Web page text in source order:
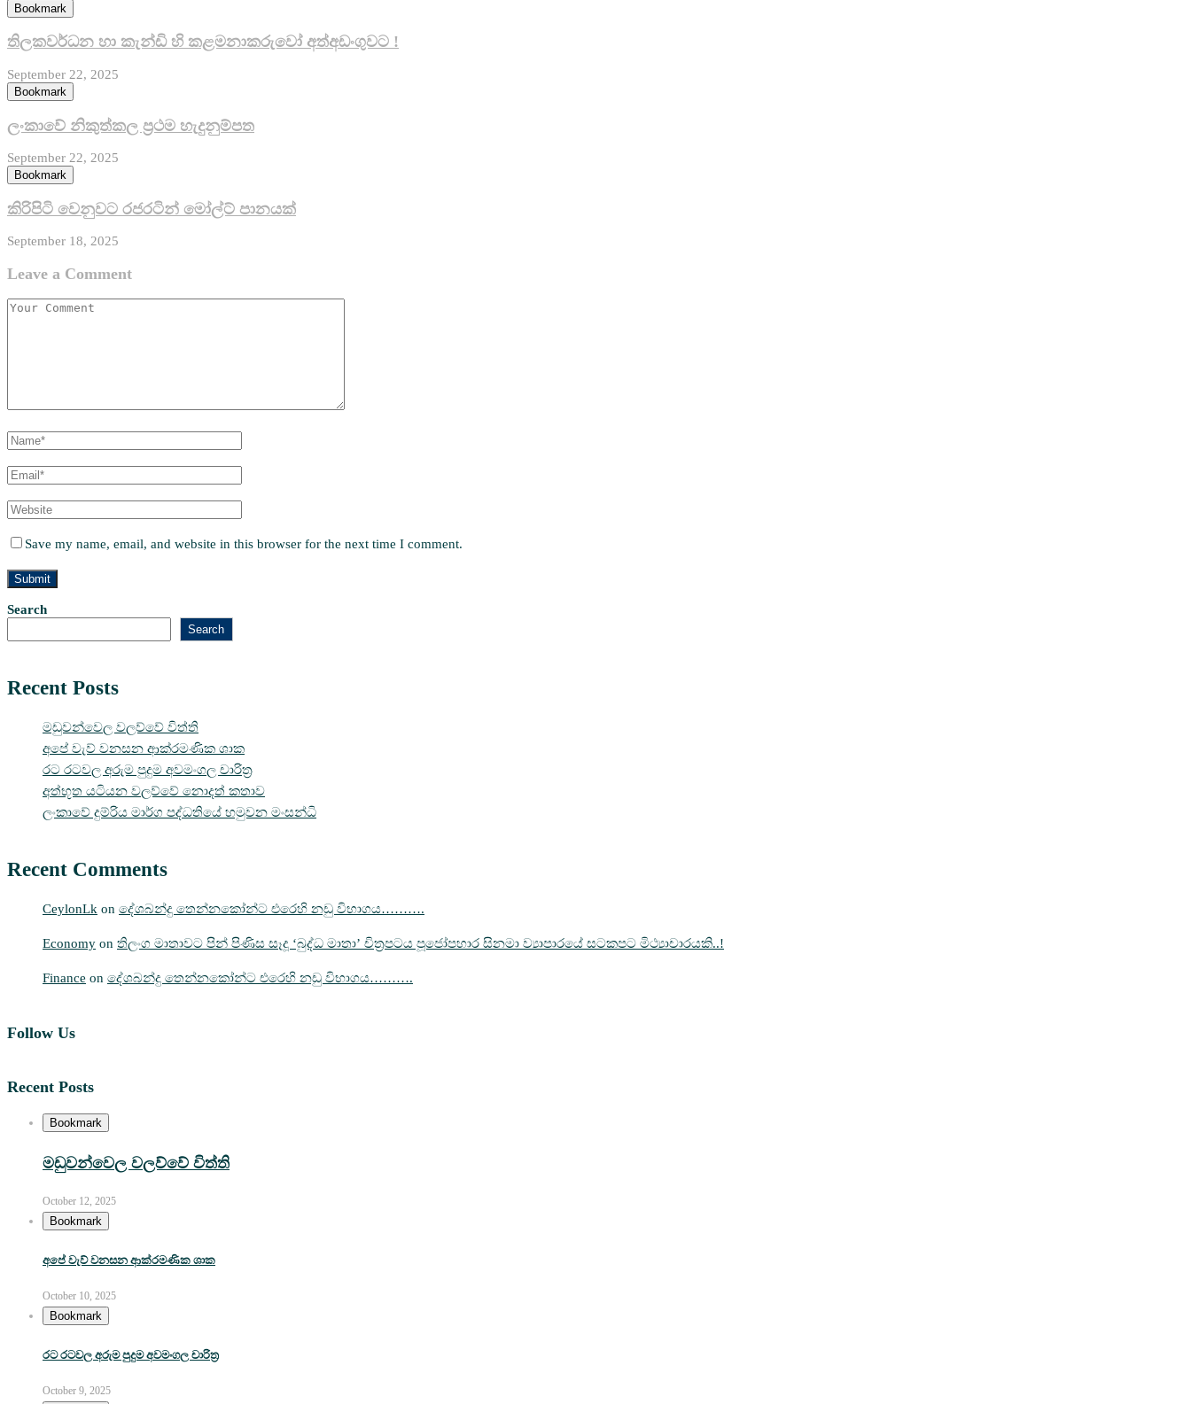
Bookmark
තිලකවර්ධන හා කැන්ඩි හි කළමනාකරුවෝ අත්අඩංගුවට !
September 22, 2025
Bookmark
ලංකාවේ නිකුත්කල ප්‍රථම හැදුනුම්පත
September 22, 2025
Bookmark
කිරි­පිටි වෙනු­වට රජ­ර­ටින් මෝල්ට් පානයක්
September 18, 2025
Leave a Comment
Save my name, email, and website in this browser for the next time I comment.
Search
Search
Recent Posts
මඩුවන්වෙල වලව්වේ විත්ති
අපේ වැව් වනසන ආක්රමණික ශාක
රට රටවල අරුම පුදුම අවමංගල චාරිත්‍ර
අත්භූත යටියන වලව්වේ නොදත් කතාව
ලංකාවේ දුම්රිය මාර්ග පද්ධතියේ හමුවන මංසන්ධි
Recent Comments
CeylonLk on දේශබන්දු තෙන්නකෝන්ට එරෙහි නඩු විභාගය……….
Economy on තිලංග මාතාවට පින් පිණිස සෑදූ ‘බුද්ධ මාතා’ චිත්‍රපටය පූජෝපහාර සිනමා ව්‍යාපාරයේ සටකපට මිථ්‍යාචාරයකි..!
Finance on දේශබන්දු තෙන්නකෝන්ට එරෙහි නඩු විභාගය……….
Follow Us
Recent Posts
Bookmark
මඩුවන්වෙල වලව්වේ විත්ති
October 12, 2025
Bookmark
අපේ වැව් වනසන ආක්රමණික ශාක
October 10, 2025
Bookmark
රට රටවල අරුම පුදුම අවමංගල චාරිත්‍ර
October 9, 2025